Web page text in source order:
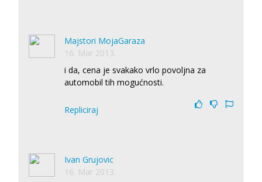
Majstori MojaGaraza
16. Mar 2013.
i da, cena je svakako vrlo povoljna za
automobil tih mogućnosti.
Repliciraj
Ivan Grujovic
16. Mar 2013.